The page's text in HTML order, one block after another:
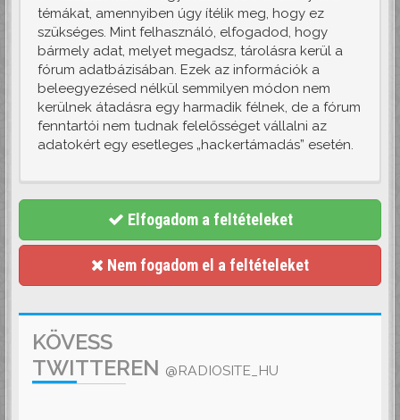
témákat, amennyiben úgy ítélik meg, hogy ez
szükséges. Mint felhasználó, elfogadod, hogy
bármely adat, melyet megadsz, tárolásra kerül a
fórum adatbázisában. Ezek az információk a
beleegyezésed nélkül semmilyen módon nem
kerülnek átadásra egy harmadik félnek, de a fórum
fenntartói nem tudnak felelősséget vállalni az
adatokért egy esetleges „hackertámadás” esetén.
Elfogadom a feltételeket
Nem fogadom el a feltételeket
KÖVESS
TWITTEREN @RADIOSITE_HU